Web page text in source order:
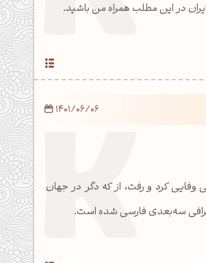
در این مطلب همراه من باشید.
وفایی کرد و رفت، از که دگر در جهان
سه‌بعدی فارسی شده است.
1401/06/06